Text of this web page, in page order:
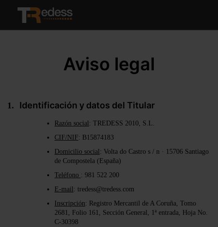
Aviso legal
Identificación y datos del Titular
Razón social : TREDESS 2010, S.L.
CIF/NIF: B15874183
Domicilio social : Volta do Castro s / n · 15706 Santiago
de Compostela (España)
Teléfono : 981 522 200
E-mail : tredess@tredess.com
Inscripción: Registro Mercantil de A Coruña, Tomo
2681, Folio 161, Sección General, 1ª entrada, Hoja No.
C-30398